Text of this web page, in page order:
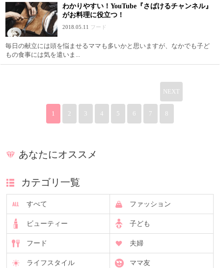
わかりやすい！YouTube『さばけるチャンネル』
がお料理に役立つ！
2018.05.11 フード
毎日の献立には頭を悩ませるママも多いかと思いますが、なかでも子ど
もの食事には気を遣いま...
1 2 3 4 5 6 7 8
NEXT
あなたにオススメ
カテゴリ一覧
すべて ファッション
ビューティー 子ども
フード 夫婦
ライフスタイル ママ友